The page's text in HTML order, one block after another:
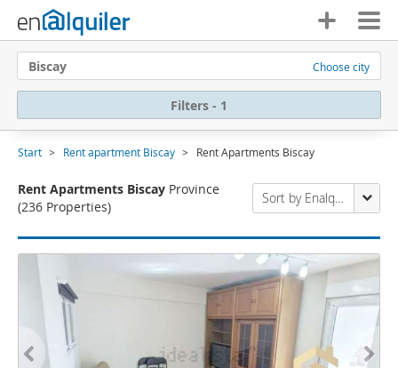
Biscay Choose city
Filters - 1
Start Rent apartment Biscay Rent Apartments Biscay
Rent Apartments Biscay Province
(236 Properties)
Sort by Enalquiler